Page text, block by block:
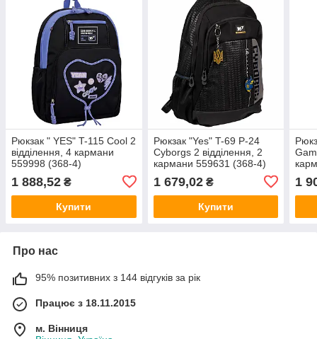
Рюкзак " YES" T-115 Cool 2
відділення, 4 кармани
559998 (368-4)
1 888,52 ₴
Купити
Рюкзак "Yes" T-69 Р-24
Cyborgs 2 відділення, 2
кармани 559631 (368-4)
1 679,02₴
Купити
1
Про нас
95% позитивних з 144 відгуків за рік
Працює з 18.11.2015
м. Вінниця